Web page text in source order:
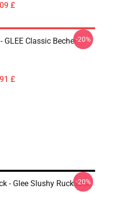
£
GLEE Classic Becher
£
-20%
- Glee Slushy Rucksack
-20%